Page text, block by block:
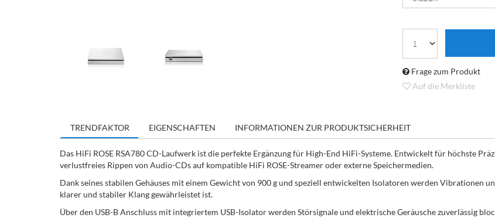
Frage zum Produkt
Auf die Merkliste
TRENDFAKTOR EIGENSCHAFTEN INFORMATIONEN ZUR PRODUKTSICHERHEIT
Das HiFi ROSE RSA780 CD-Laufwerk ist die perfekte Ergänzung für High-End HiFi-Systeme. Entwickelt für höchste
verlustfreies Rippen von Audio-CDs auf kompatible HiFi ROSE-Streamer oder externe Speichermedien.
Dank seines stabilen Gehäuses mit einem Gewicht von 900 g und speziell entwickelten Isolatoren werden Vibrationen
klarer und stabiler Klang gewährleistet ist.
Über den USB-B Anschluss mit integriertem USB-Isolator werden Störsignale und elektrische Geräusche zuverlässig